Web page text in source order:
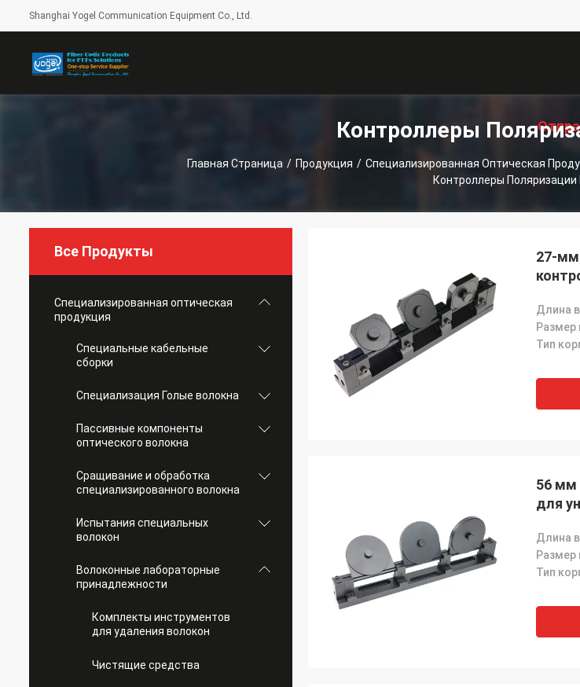
Shanghai Yogel Communication Equipment Co., Ltd.
Контроллеры
Главная Страница / Продукция / Специализированная Оптическая
Контроллеры Поляризации
Все Продукты
Специализированная оптическая
продукция
Специальные кабельные
сборки
Специализация Голые волокна
Пассивные компоненты
оптического волокна
Сращивание и обработка
специализированного волокна
Испытания специальных
волокон
Волоконные лабораторные
принадлежности
Комплекты инструментов
для удаления волокон
Чистящие средства
27-мм
Тип
56 мм
для
Тип